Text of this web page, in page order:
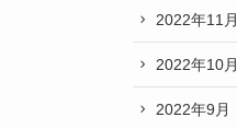
2022年11月
2022年10月
2022年9月